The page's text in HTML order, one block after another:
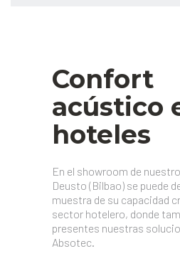
Confort
acústico
hoteles
En el showroom de
Deusto (Bilbao) se puede
muestra de su capacidad
sector hotelero, donde
presentes nuestras
Absotec.